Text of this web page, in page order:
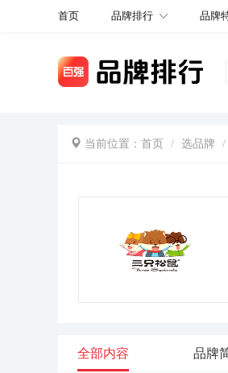
首页 品牌排行 品牌
当前位置： 首页 选品牌
全部内容 品牌